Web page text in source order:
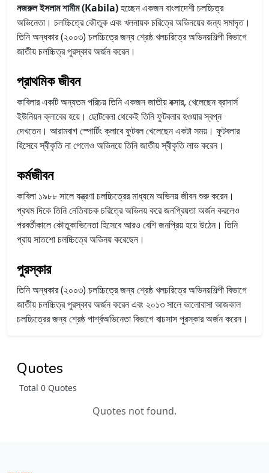
নজরুল ইসলাম শামীম (Kabila)হচ্ছেন একজন বাংলাদেশী চলচ্চিত্র
অভিনেতা। চলচ্চিত্রে কৌতুক এবং খলনায়ক চরিত্রে অভিনয়ের জন্য সমাদৃত।
তিনি অন্ধকার (২০০৩) চলচ্চিত্রে জন্য শ্রেষ্ঠ খলচরিত্রে অভিনয়শিল্পী বিভাগে
জাতীয় চলচ্চিত্র পুরস্কার অর্জন করেন।
প্রাথমিক জীবন
কাবিলার একটি অন্যতম পরিচয় তিনি একজন জাতীয় বক্সার, খেলেছেন ব্রাদার্স
ইউনিয়ন ক্লাবের হয়ে। ছোটবেলা থেকেই তিনি ফুটবলার হওয়ার স্বপ্ন
দেখতেন। আরামবাগ স্পোর্টিং ক্লাবে ফুটবল খেলেছেন একটা সময়। ফুটবলার
হিসেবে স্বীকৃতি না পেলেও অভিনয়ে তিনি জাতীয় স্বীকৃতি লাভ করেন।
কর্মজীবন
কাবিলা ১৯৮৮ সালে যন্ত্রণা চলচ্চিত্রের মাধ্যমে অভিনয় জীবন শুরু করেন।
প্রথম দিকে তিনি নেতিবাচক চরিত্রে অভিনয় করে জনপ্রিয়তা অর্জন করলেও
পরবর্তীকালে কৌতুকাভিনেতা হিসেবে আরও বেশি জনপ্রিয় হয়ে উঠেন। তিনি
প্রায় সাতশো চলচ্চিত্রে অভিনয় করেছেন।
পুরস্কার
তিনি অন্ধকার (২০০৩) চলচ্চিত্রে জন্য শ্রেষ্ঠ খলচরিত্রে অভিনয়শিল্পী বিভাগে
জাতীয় চলচ্চিত্র পুরস্কার অর্জন করেন এবং ২০১৩ সালে ভালোবাসা আজকাল
চলচ্চিত্রের জন্য শ্রেষ্ঠ পার্শ্বঅভিনেতা বিভাগে বাচসাস পুরস্কার অর্জন করেন।
Quotes
Total 0 Quotes
Quotes not found.